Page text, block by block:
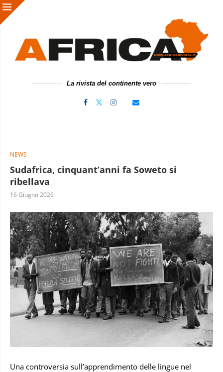
La rivista del continente vero
NEWS
Sudafrica, cinquant’anni fa Soweto si
ribellava
16 Giugno 2026
Una controversia sull’apprendimento delle lingue nel